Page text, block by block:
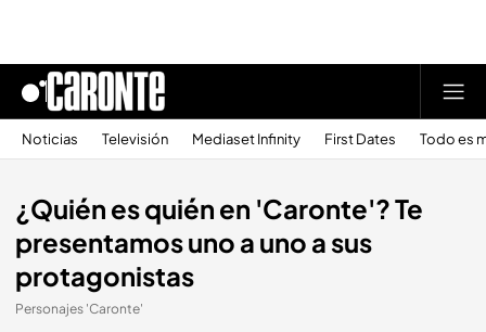
Noticias Televisión Mediaset Infinity First Dates Todo es
¿Quién es quién en 'Caronte'? Te
presentamos uno a uno a sus
protagonistas
Personajes 'Caronte'